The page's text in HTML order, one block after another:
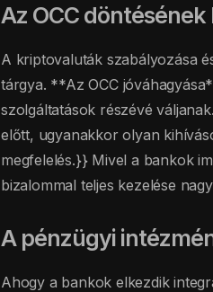
Az OCC
A kriptovaluták szabályozása
tárgya. **Az OCC
szolgáltatások részévé
előtt, ugyanakkor olyan
megfelelés.}} Mivel a bankok
bizalommal teljes kezelése
A pénzügyi
Ahogy a bankok elkezdik